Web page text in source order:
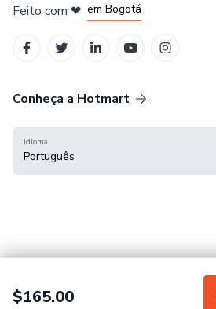
$165.00
Feito com ❤ em Bogotá
Conheça a Hotmart
Idioma
Português